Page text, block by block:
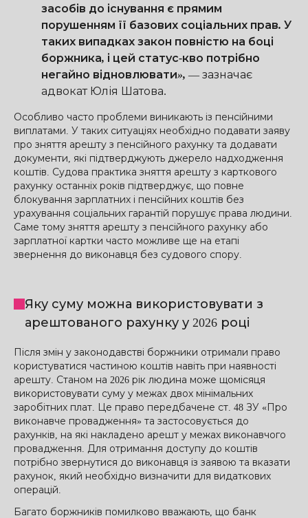
засобів до існування є прямим
порушенням її базових соціальних прав. У
таких випадках закон повністю на боці
боржника, і цей статус-кво потрібно
негайно відновлювати», — зазначає
адвокат Юлія Шатова.
Особливо часто проблеми виникають із пенсійними
виплатами. У таких ситуаціях необхідно подавати заяву
про зняття арешту з пенсійного рахунку та додавати
документи, які підтверджують джерело надходження
коштів. Судова практика зняття арешту з карткового
рахунку останніх років підтверджує, що повне
блокування зарплатних і пенсійних коштів без
урахування соціальних гарантій порушує права людини.
Саме тому зняття арешту з пенсійного рахунку або
зарплатної картки часто можливе ще на етапі
звернення до виконавця без судового спору.
Яку суму можна використовувати з
арештованого рахунку у 2026 році
Після змін у законодавстві боржники отримали право
користуватися частиною коштів навіть при наявності
арешту. Станом на 2026 рік людина може щомісяця
використовувати суму у межах двох мінімальних
заробітних плат. Це право передбачене ст. 48 ЗУ «Про
виконавче провадження» та застосовується до
рахунків, на які накладено арешт у межах виконавчого
провадження. Для отримання доступу до коштів
потрібно звернутися до виконавця із заявою та вказати
рахунок, який необхідно визначити для видаткових
операцій.
Багато боржників помилково вважають, що банк